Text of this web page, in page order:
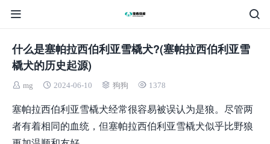
什么是塞帕拉西伯利亚雪橇犬?(塞帕拉西伯利亚雪
橇犬的历史起源)
mg 2024-06-10 狗狗 1378
塞帕拉西伯利亚雪橇犬经常很容易被误认为是狼。尽管两
者有着相同的血统，但塞帕拉西伯利亚雪橇犬似乎比野狼